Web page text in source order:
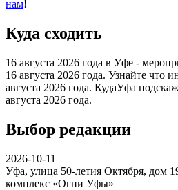
нам!
Куда сходить
16 августа 2026 года в Уфе -
16 августа 2026 года. Узнайте что
августа 2026 года. КудаУфа
августа 2026 года.
Выбор редакции
2026-10-11
Уфа, улица 50-летия Октября, дом
комплекс «Огни Уфы»